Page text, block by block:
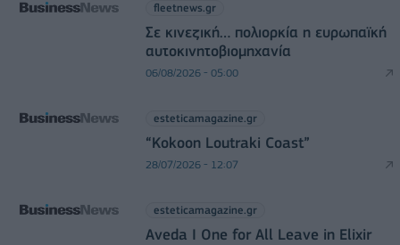
fleetnews.gr
Σε κινεζική… πολιορκία η ευρωπαϊκή
αυτοκινητοβιομηχανία
06/08/2026 - 05:00
esteticamagazine.gr
“Kokoon Loutraki Coast”
28/07/2026 - 12:07
esteticamagazine.gr
Aveda I One for All Leave in Elixir